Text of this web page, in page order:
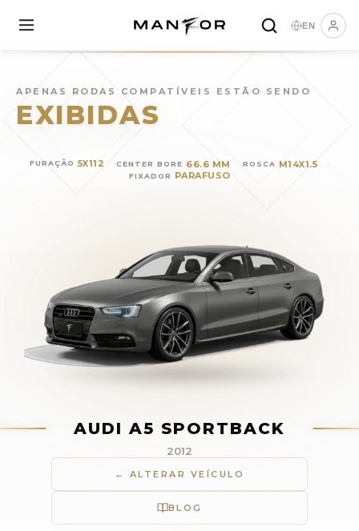
EN
APENAS RODAS COMPATÍVEIS ESTÃO SENDO
EXIBIDAS
FURAÇÃO 5X112 CENTER BORE 66.6 MM ROSCA M14X1.5
FIXADOR PARAFUSO
AUDI A5 SPORTBACK
2012
← ALTERAR VEÍCULO
BLOG